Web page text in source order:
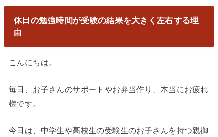
休日の勉強時間が受験の結果を大きく左右する理
由
こんにちは。
毎日、お子さんのサポートやお弁当作り、本当にお疲れ
様です。
今日は、中学生や高校生の受験生のお子さんを持つ親御